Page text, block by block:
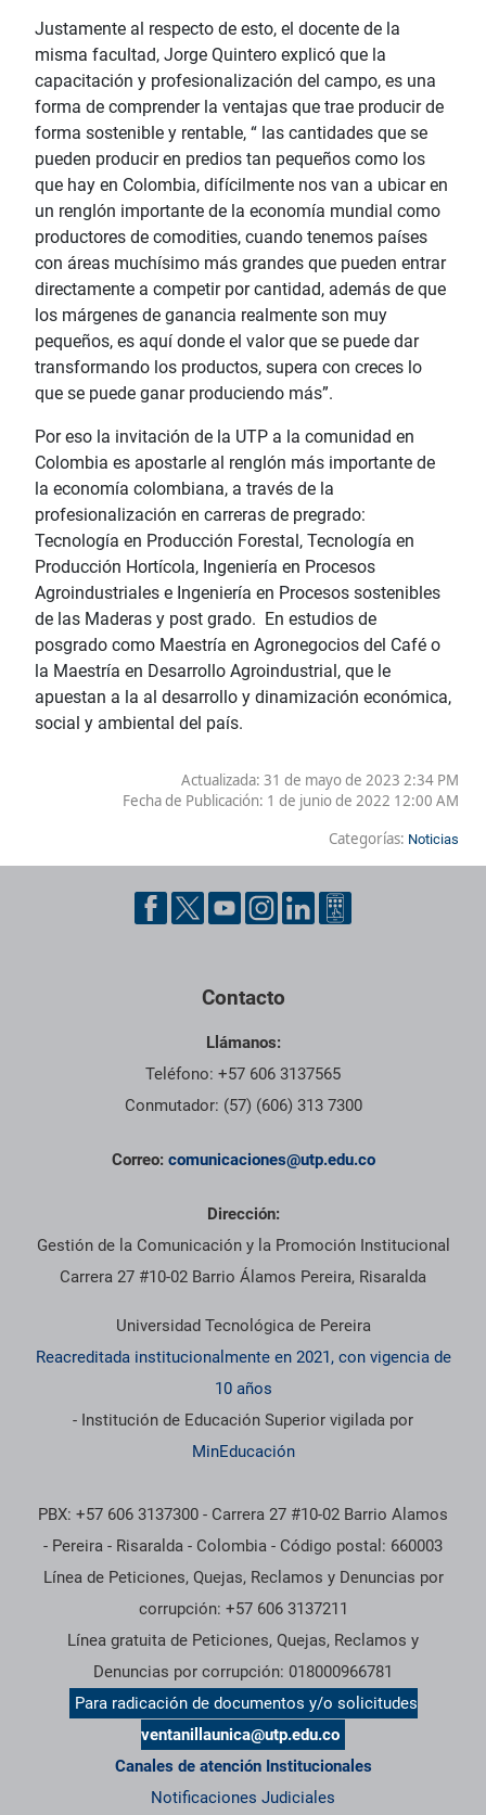
Justamente al respecto de esto, el docente de la
misma facultad, Jorge Quintero explicó que la
capacitación y profesionalización del campo, es una
forma de comprender la ventajas que trae producir de
forma sostenible y rentable, “ las cantidades que se
pueden producir en predios tan pequeños como los
que hay en Colombia, difícilmente nos van a ubicar en
un renglón importante de la economía mundial como
productores de comodities, cuando tenemos países
con áreas muchísimo más grandes que pueden entrar
directamente a competir por cantidad, además de que
los márgenes de ganancia realmente son muy
pequeños, es aquí donde el valor que se puede dar
transformando los productos, supera con creces lo
que se puede ganar produciendo más”.
Por eso la invitación de la UTP a la comunidad en
Colombia es apostarle al renglón más importante de
la economía colombiana, a través de la
profesionalización en carreras de pregrado:
Tecnología en Producción Forestal, Tecnología en
Producción Hortícola, Ingeniería en Procesos
Agroindustriales e Ingeniería en Procesos sostenibles
de las Maderas y post grado. En estudios de
posgrado como Maestría en Agronegocios del Café o
la Maestría en Desarrollo Agroindustrial, que le
apuestan a la al desarrollo y dinamización económica,
social y ambiental del país.
Actualizada: 31 de mayo de 2023 2:34 PM
Fecha de Publicación: 1 de junio de 2022 12:00 AM
Categorías: Noticias
Contacto
Llámanos:
Teléfono: +57 606 3137565
Conmutador: (57) (606) 313 7300
Correo: comunicaciones@utp.edu.co
Dirección:
Gestión de la Comunicación y la Promoción Institucional
Carrera 27 #10-02 Barrio Álamos Pereira, Risaralda
Universidad Tecnológica de Pereira
Reacreditada institucionalmente en 2021, con vigencia de
10 años
- Institución de Educación Superior vigilada por
MinEducación
PBX: +57 606 3137300 - Carrera 27 #10-02 Barrio Alamos
- Pereira - Risaralda - Colombia - Código postal: 660003
Línea de Peticiones, Quejas, Reclamos y Denuncias por
corrupción: +57 606 3137211
Línea gratuita de Peticiones, Quejas, Reclamos y
Denuncias por corrupción: 018000966781
Para radicación de documentos y/o solicitudes
ventanillaunica@utp.edu.co
Canales de atención Institucionales
Notificaciones Judiciales